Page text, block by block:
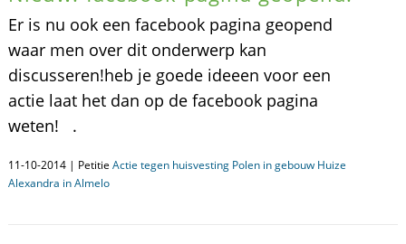
Er is nu ook een facebook pagina geopend
waar men over dit onderwerp kan
discusseren!heb je goede ideeen voor een
actie laat het dan op de facebook pagina
weten! .
11-10-2014 | Petitie Actie tegen huisvesting Polen in gebouw Huize
Alexandra in Almelo